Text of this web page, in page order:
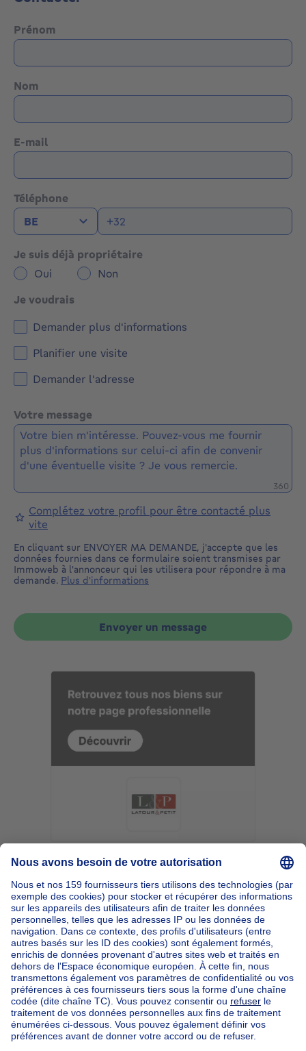
Prénom
Nom
E-mail
Téléphone
Je suis déjà propriétaire
Oui
Non
Je voudrais
Demander plus d'informations
Planifier une visite
Demander l'adresse
Votre message
360
Complétez votre profil pour être contacté plus
vite
En cliquant sur ENVOYER MA DEMANDE, j'accepte que les
données fournies dans ce formulaire soient transmises par
Immoweb à l'annonceur qui les utilisera pour répondre à ma
demande. Plus d'informations
Envoyer un message
Accueil Belgique
Bruxelles (province)
Bruxelles (arrondissement)
Acheter votre appartement à Watermael-boitsfort
Nos maisons hors de la Belgique
Maison à vendre France
Maison à vendre Espagne
Maison à vendre Italie
Maison à vendre Luxembourg
Maison à vendre Pays-bas